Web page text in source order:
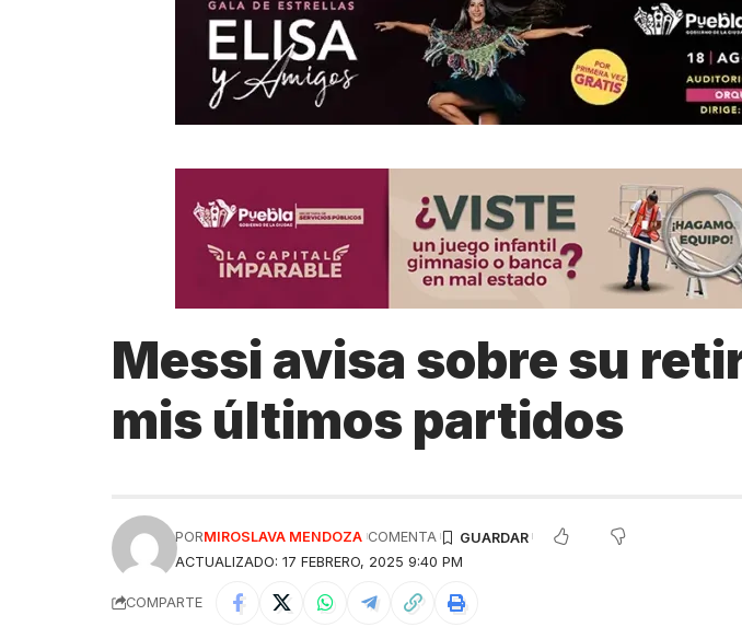
Messi avisa sobre su
mis últimos partidos
ACTUALIZADO: 17 FEBRERO, 2025 9:40 PM
PORMIROSLAVA MENDOZA COMENTA
COMPARTE